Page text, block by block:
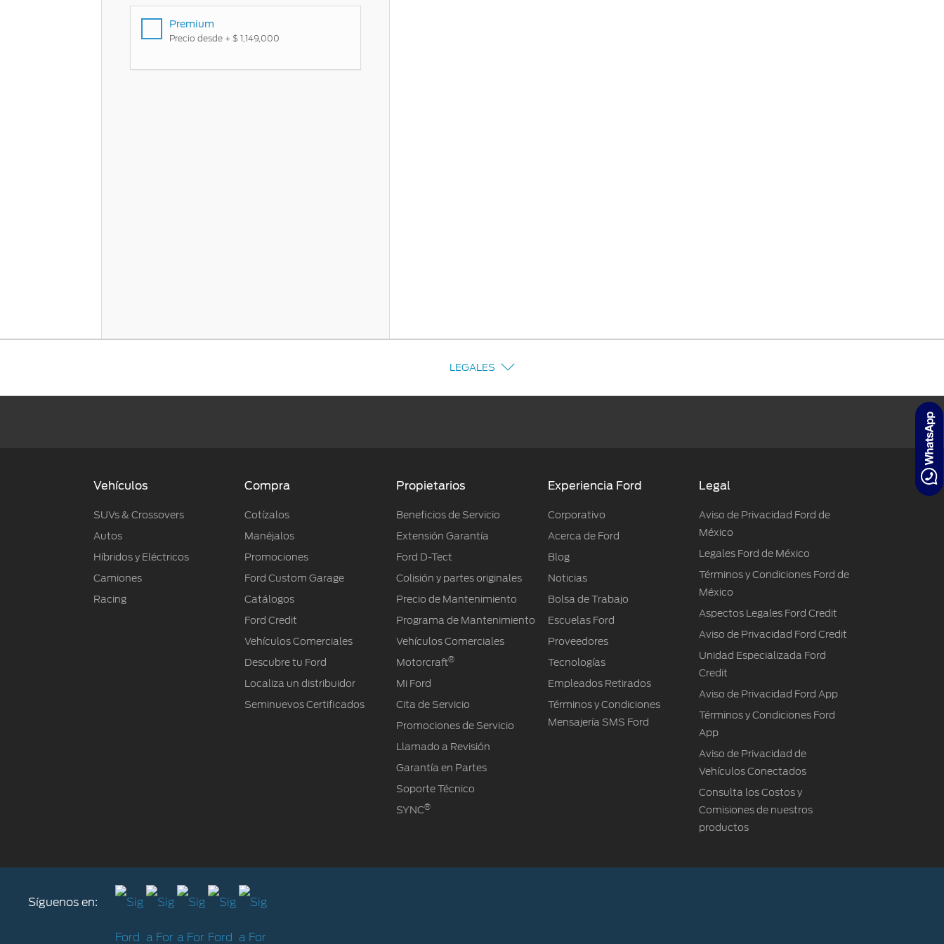
SYNC
Premium
Precio desde + $ 1,149,000
LEGALES
Vehículos
SUVs & Crossovers
Autos
Híbridos y Eléctricos
Camiones
Racing
Compra
Cotízalos
Manéjalos
Promociones
Ford Custom Garage
Catálogos
Ford Credit
Vehículos Comerciales
Descubre tu Ford
Localiza un distribuidor
Seminuevos Certificados
Propietarios
Beneficios de Servicio
Extensión Garantía
Ford D-Tect
Colisión y partes originales
Precio de Mantenimiento
Programa de Mantenimiento
Vehículos Comerciales
Motorcraft®
Mi Ford
Cita de Servicio
Promociones de Servicio
Llamado a Revisión
Garantía en Partes
Soporte Técnico
SYNC®
Experiencia Ford
Corporativo
Acerca de Ford
Blog
Noticias
Bolsa de Trabajo
Escuelas Ford
Proveedores
Tecnologías
Empleados Retirados
Términos y Condiciones
Mensajería SMS Ford
Legal
Aviso de Privacidad Ford de
México
Legales Ford de México
Términos y Condiciones Ford de
México
Aspectos Legales Ford Credit
Aviso de Privacidad Ford Credit
Unidad Especializada Ford
Credit
Aviso de Privacidad Ford App
Términos y Condiciones Ford
App
Aviso de Privacidad de
Vehículos Conectados
Consulta los Costos y
Comisiones de nuestros
productos
Síguenos en: